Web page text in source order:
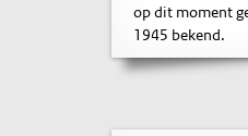
op dit moment
1945 bekend.